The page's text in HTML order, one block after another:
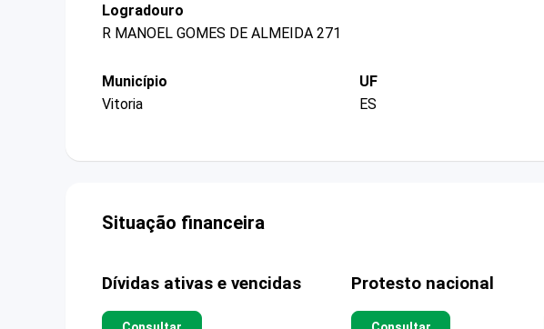
Logradouro
R MANOEL GOMES DE ALMEIDA 271
Município
Vitoria
UF
ES
Situação financeira
Dívidas ativas e vencidas Protesto nacional